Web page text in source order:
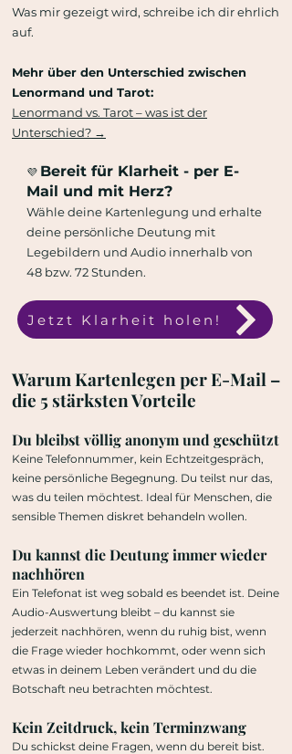
Was mir gezeigt wird, schreibe ich dir ehrlich
auf.
Mehr über den Unterschied zwischen
Lenormand und Tarot:
Lenormand vs. Tarot – was ist der
Unterschied? →
💜 Bereit für Klarheit - per E-
Mail und mit Herz?
Wähle deine Kartenlegung und erhalte
deine persönliche Deutung mit
Legebildern und Audio innerhalb von
48 bzw. 72 Stunden.
Jetzt Klarheit holen!
Warum Kartenlegen per E-Mail –
die 5 stärksten Vorteile
Du bleibst völlig anonym und geschützt
Keine Telefonnummer, kein Echtzeitgespräch,
keine persönliche Begegnung. Du teilst nur das,
was du teilen möchtest. Ideal für Menschen, die
sensible Themen diskret behandeln wollen.
Du kannst die Deutung immer wieder
nachhören
Ein Telefonat ist weg sobald es beendet ist. Deine
Audio-Auswertung bleibt – du kannst sie
jederzeit nachhören, wenn du ruhig bist, wenn
die Frage wieder hochkommt, oder wenn sich
etwas in deinem Leben verändert und du die
Botschaft neu betrachten möchtest.
Kein Zeitdruck, kein Terminzwang
Du schickst deine Fragen, wenn du bereit bist.